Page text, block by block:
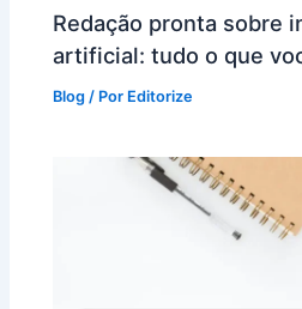
Redação pronta sobre
artificial: tudo o que
Blog / Por Editorize